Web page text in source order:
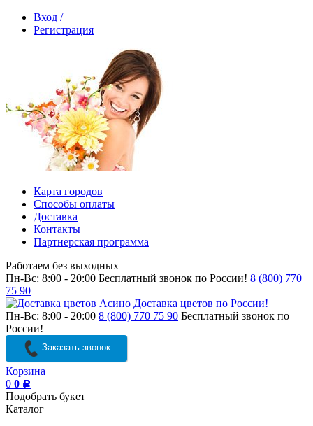
Вход /
Регистрация
Карта городов
Способы оплаты
Доставка
Контакты
Партнерская программа
Работаем без выходных
Пн-Вс: 8:00 - 20:00 Бесплатный звонок по России! 8 (800) 770
75 90
Доставка цветов по России!
Пн-Вс: 8:00 - 20:00 8 (800) 770 75 90 Бесплатный звонок по
России!
Заказать звонок
Корзина
0 0 Р
Подобрать букет
Каталог